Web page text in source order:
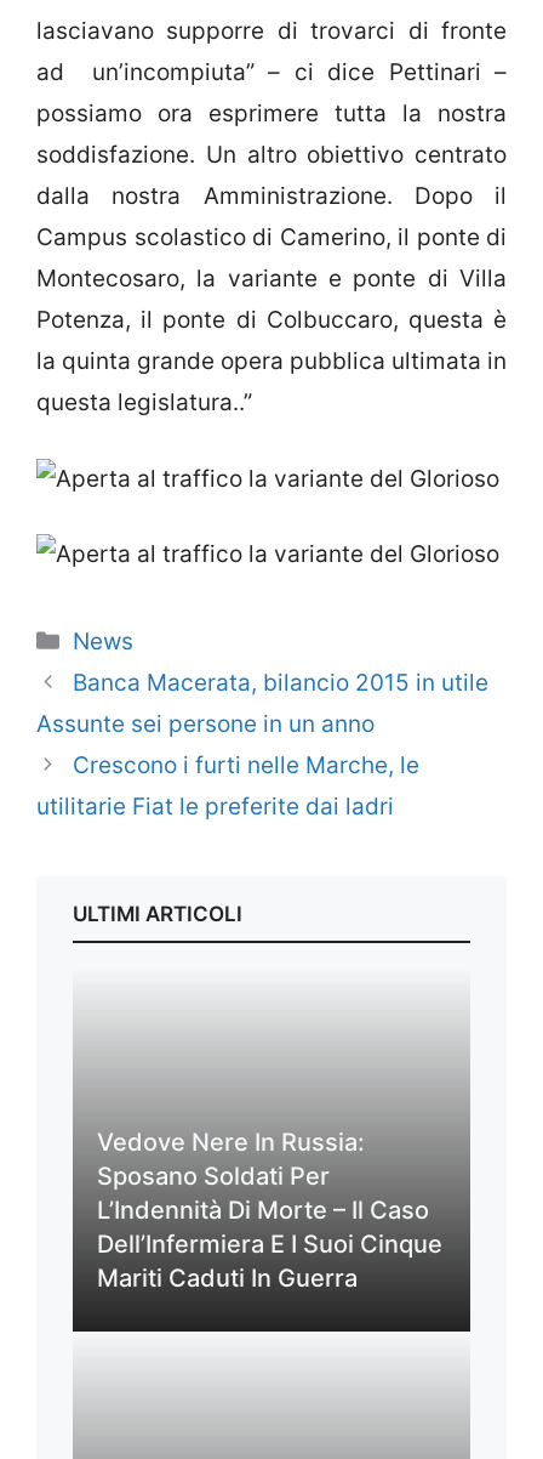
lasciavano supporre di trovarci di fronte
ad un’incompiuta” – ci dice Pettinari –
possiamo ora esprimere tutta la nostra
soddisfazione. Un altro obiettivo centrato
dalla nostra Amministrazione. Dopo il
Campus scolastico di Camerino, il ponte di
Montecosaro, la variante e ponte di Villa
Potenza, il ponte di Colbuccaro, questa è
la quinta grande opera pubblica ultimata in
questa legislatura..”
Categorie
News
Banca Macerata, bilancio 2015 in utile
Assunte sei persone in un anno
Crescono i furti nelle Marche, le
utilitarie Fiat le preferite dai ladri
ULTIMI ARTICOLI
Vedove Nere In Russia:
Sposano Soldati Per
L’Indennità Di Morte – Il Caso
Dell’Infermiera E I Suoi Cinque
Mariti Caduti In Guerra